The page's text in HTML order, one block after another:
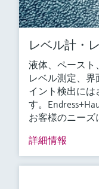
レベル計・
液体、ペースト
レベル測定、
イント検出には
す。
お客様のニーズ
詳細情報